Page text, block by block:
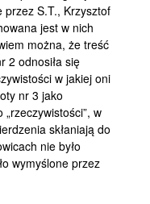
S.T., Krzysztof
jest w nich
można, że treść
2 odnosiła się
w jakiej oni
nr 3 jako
w
skłaniają do
nie było
wymyślone przez